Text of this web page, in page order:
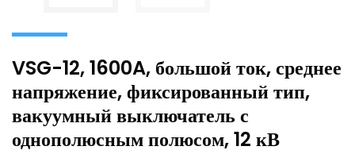
VSG-12, 1600A, большой ток, среднее
напряжение, фиксированный тип,
вакуумный выключатель с
однополюсным полюсом, 12 кВ